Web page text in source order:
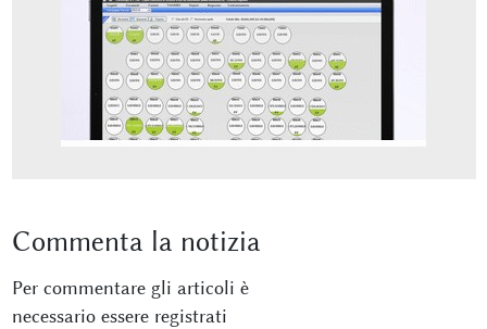
Commenta la notizia
Per commentare gli articoli è
necessario essere registrati